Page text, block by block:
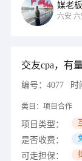
媒老板
六安 六
交友cpa，有
编号： 4077 时
类目： 项目合作
项目类型：
是否收费：
可走担保：